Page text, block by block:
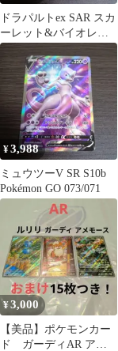
ドラパルトex SAR スカ
ーレット&バイオレッ
ト ハイクラスパック テ
ラスタ…
¥3,988
ミュウツーV SR S10b
Pokémon GO 073/071
¥3,000
【美品】ポケモンカー
ド ガーディAR アメ